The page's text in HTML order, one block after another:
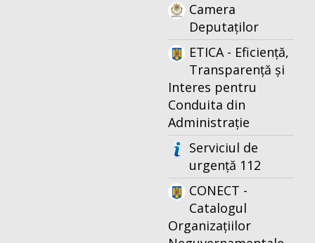
Camera
Deputaților
ETICA - Eficiență,
Transparență și
Interes pentru
Conduita din
Administrație
Serviciul de
urgență 112
CONECT -
Catalogul
Organizațiilor